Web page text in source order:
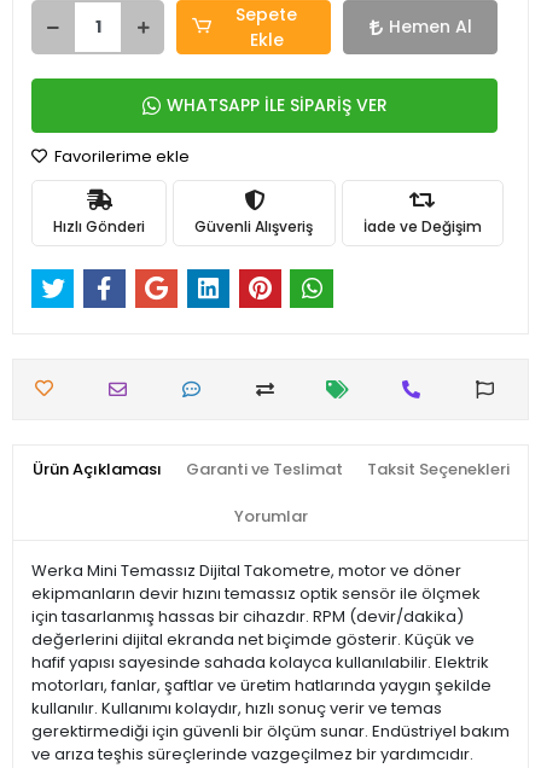
Sepete
Ekle
Hemen Al
WHATSAPP İLE SİPARİŞ VER
Favorilerime ekle
Hızlı Gönderi Güvenli Alışveriş İade ve Değişim
Ürün Açıklaması Garanti ve Teslimat Taksit Seçenekleri
Yorumlar
Werka Mini Temassız Dijital Takometre, motor ve döner
ekipmanların devir hızını temassız optik sensör ile ölçmek
için tasarlanmış hassas bir cihazdır. RPM (devir/dakika)
değerlerini dijital ekranda net biçimde gösterir. Küçük ve
hafif yapısı sayesinde sahada kolayca kullanılabilir. Elektrik
motorları, fanlar, şaftlar ve üretim hatlarında yaygın şekilde
kullanılır. Kullanımı kolaydır, hızlı sonuç verir ve temas
gerektirmediği için güvenli bir ölçüm sunar. Endüstriyel bakım
ve arıza teşhis süreçlerinde vazgeçilmez bir yardımcıdır.